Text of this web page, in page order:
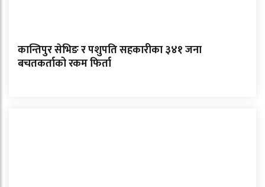
कान्तिपुर सेभिङ र पशुपति सहकारीका ३४१ जना
बचतकर्ताको रकम फिर्ता